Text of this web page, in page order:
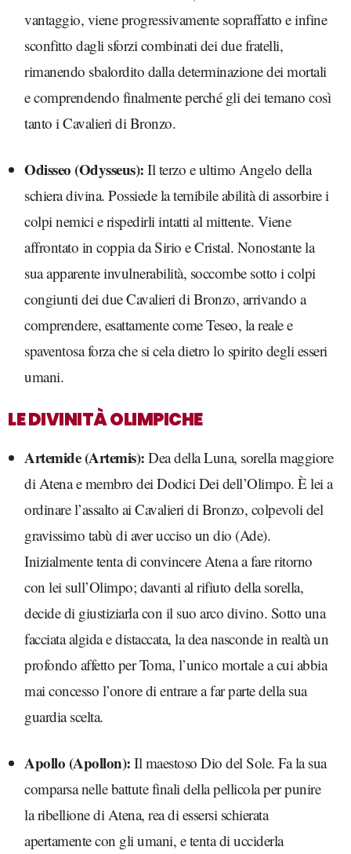
vantaggio, viene progressivamente sopraffatto e infine
sconfitto dagli sforzi combinati dei due fratelli,
rimanendo sbalordito dalla determinazione dei mortali
e comprendendo finalmente perché gli dei temano così
tanto i Cavalieri di Bronzo.
Odisseo (Odysseus): Il terzo e ultimo Angelo della
schiera divina. Possiede la temibile abilità di assorbire i
colpi nemici e rispedirli intatti al mittente. Viene
affrontato in coppia da Sirio e Cristal. Nonostante la
sua apparente invulnerabilità, soccombe sotto i colpi
congiunti dei due Cavalieri di Bronzo, arrivando a
comprendere, esattamente come Teseo, la reale e
spaventosa forza che si cela dietro lo spirito degli esseri
umani.
LE DIVINITÀ OLIMPICHE
Artemide (Artemis): Dea della Luna, sorella maggiore
di Atena e membro dei Dodici Dei dell’Olimpo. È lei a
ordinare l’assalto ai Cavalieri di Bronzo, colpevoli del
gravissimo tabù di aver ucciso un dio (Ade).
Inizialmente tenta di convincere Atena a fare ritorno
con lei sull’Olimpo; davanti al rifiuto della sorella,
decide di giustiziarla con il suo arco divino. Sotto una
facciata algida e distaccata, la dea nasconde in realtà un
profondo affetto per Toma, l’unico mortale a cui abbia
mai concesso l’onore di entrare a far parte della sua
guardia scelta.
Apollo (Apollon): Il maestoso Dio del Sole. Fa la sua
comparsa nelle battute finali della pellicola per punire
la ribellione di Atena, rea di essersi schierata
apertamente con gli umani, e tenta di ucciderla